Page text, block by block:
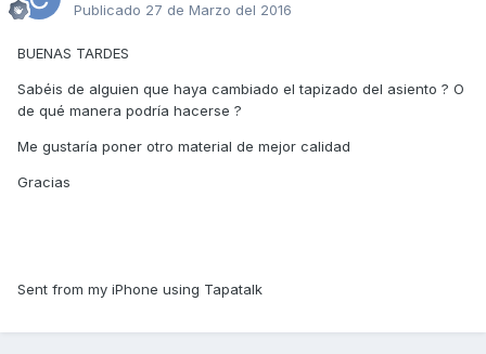
Publicado 27 de Marzo del 2016
BUENAS TARDES
Sabéis de alguien que haya cambiado el tapizado del asiento ? O
de qué manera podría hacerse ?
Me gustaría poner otro material de mejor calidad
Gracias
Sent from my iPhone using Tapatalk